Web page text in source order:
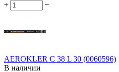
+ −
AEROKLER C 38 L 30 (0060596)
В наличии